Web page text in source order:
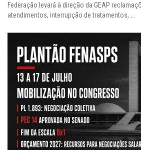
Federação levará à direção da GEAP
atendimentos, interrupção de tratamentos, ...